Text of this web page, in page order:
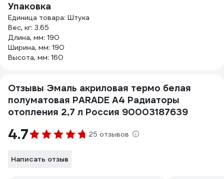
Упаковка
Единица товара: Штука
Вес, кг: 3.65
Длина, мм: 190
Ширина, мм: 190
Высота, мм: 160
Отзывы Эмаль акриловая термо белая
полуматовая PARADE А4 Радиаторы
отопления 2,7 л Россия 90003187639
4.7 25 отзывов
Написать отзыв